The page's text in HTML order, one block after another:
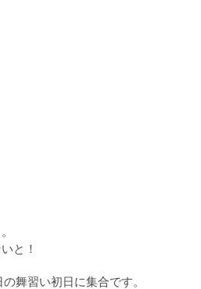
と！
舞習い初日に集合です。